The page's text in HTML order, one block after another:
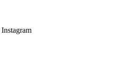
Instagram